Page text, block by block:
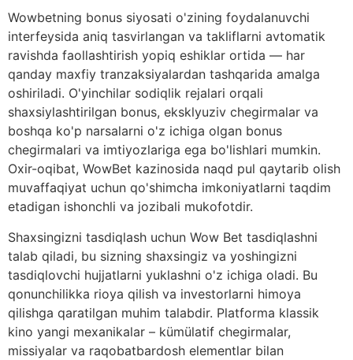
Wowbetning bonus siyosati o'zining foydalanuvchi
interfeysida aniq tasvirlangan va takliflarni avtomatik
ravishda faollashtirish yopiq eshiklar ortida — har
qanday maxfiy tranzaksiyalardan tashqarida amalga
oshiriladi. O'yinchilar sodiqlik rejalari orqali
shaxsiylashtirilgan bonus, eksklyuziv chegirmalar va
boshqa ko'p narsalarni o'z ichiga olgan bonus
chegirmalari va imtiyozlariga ega bo'lishlari mumkin.
Oxir-oqibat, WowBet kazinosida naqd pul qaytarib olish
muvaffaqiyat uchun qo'shimcha imkoniyatlarni taqdim
etadigan ishonchli va jozibali mukofotdir.
Shaxsingizni tasdiqlash uchun Wow Bet tasdiqlashni
talab qiladi, bu sizning shaxsingiz va yoshingizni
tasdiqlovchi hujjatlarni yuklashni o'z ichiga oladi. Bu
qonunchilikka rioya qilish va investorlarni himoya
qilishga qaratilgan muhim talabdir. Platforma klassik
kino yangi mexanikalar – kümülatif chegirmalar,
missiyalar va raqobatbardosh elementlar bilan